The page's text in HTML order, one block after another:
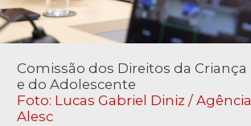
Comissão dos Direitos da Criança
e do Adolescente
Foto: Lucas Gabriel Diniz / Agência
Alesc